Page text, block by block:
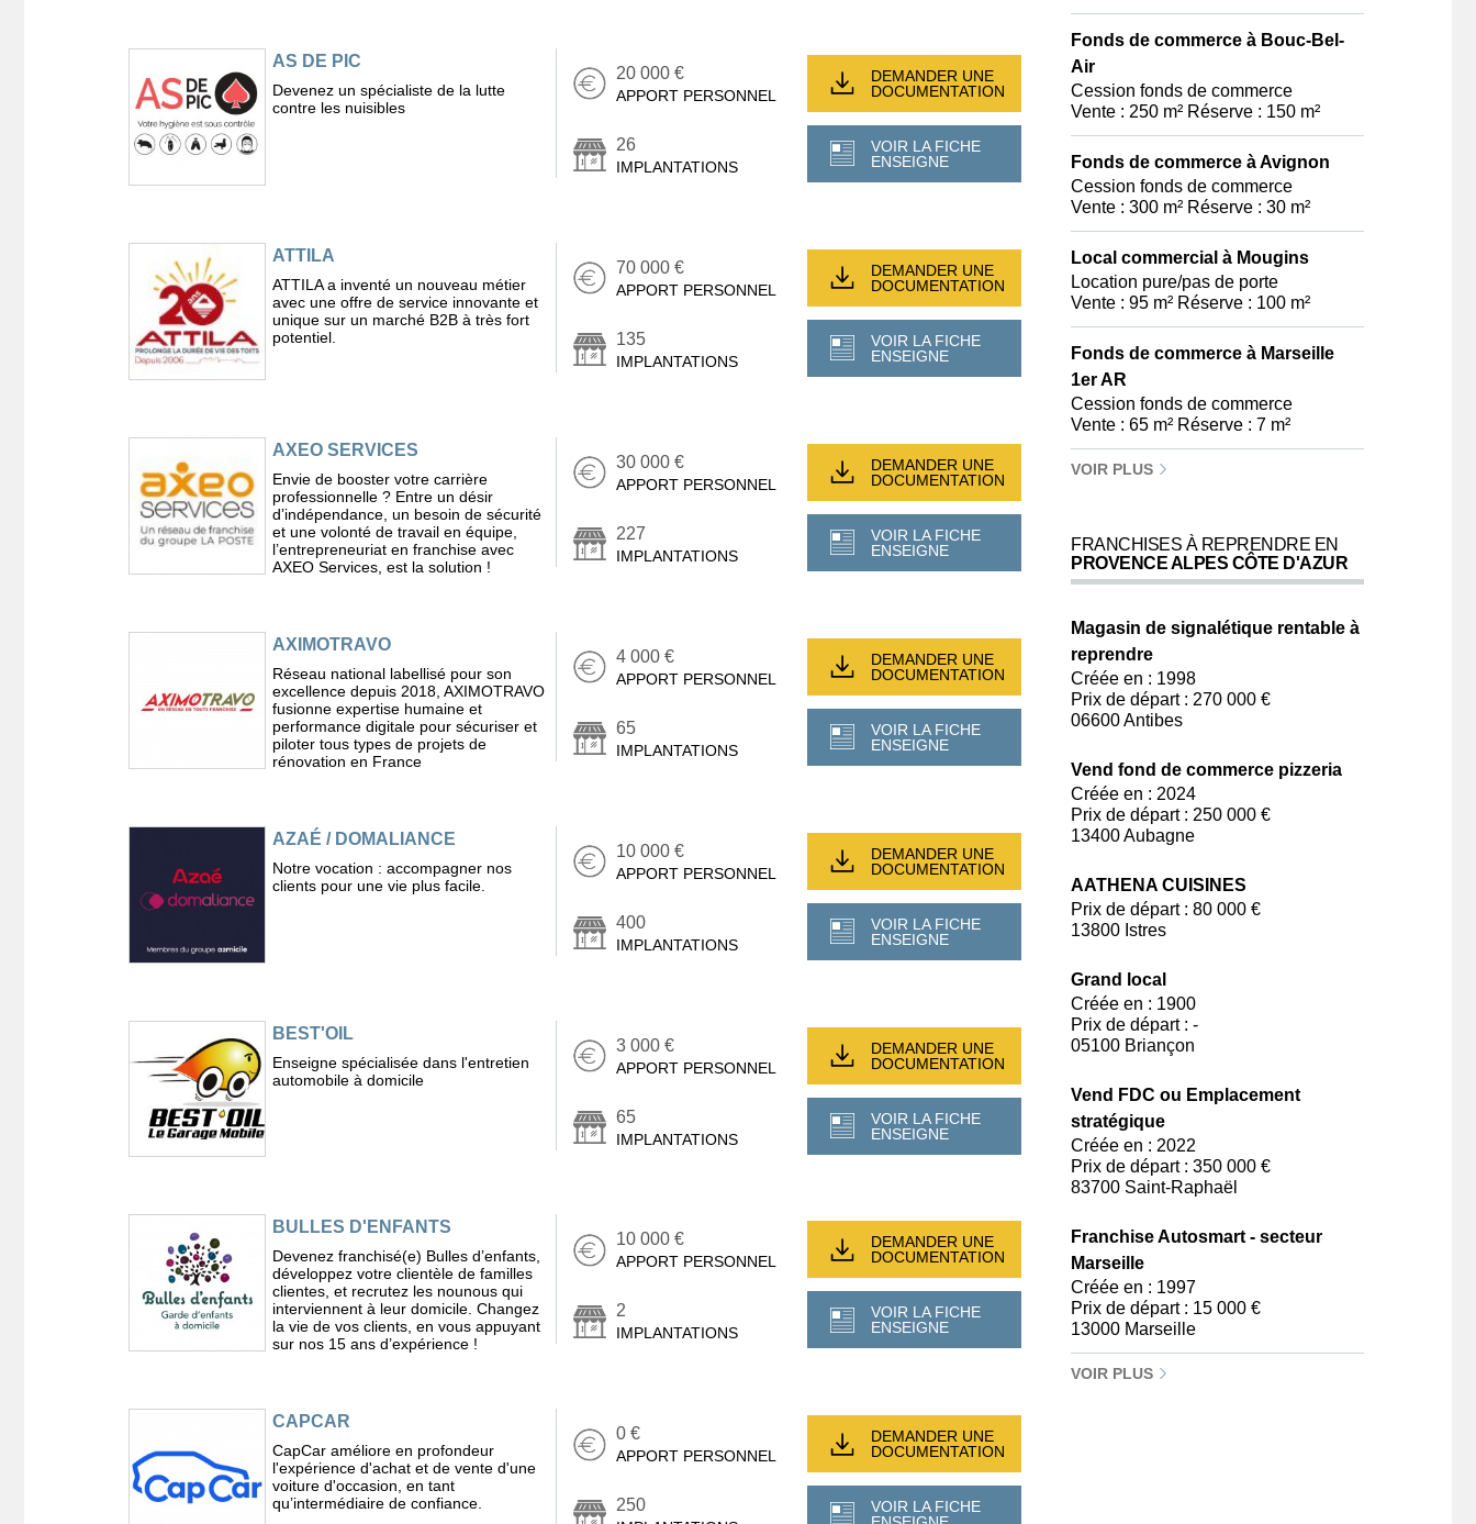
AS DE PIC
Devenez un spécialiste de la lutte
contre les nuisibles
20 000 €
APPORT PERSONNEL
26
IMPLANTATIONS
DEMANDER UNE
DOCUMENTATION
VOIR LA FICHE
ENSEIGNE
ATTILA
ATTILA a inventé un nouveau métier
avec une offre de service innovante et
unique sur un marché B2B à très fort
potentiel.
70 000 €
APPORT PERSONNEL
135
IMPLANTATIONS
DEMANDER UNE
DOCUMENTATION
VOIR LA FICHE
ENSEIGNE
AXEO SERVICES
Envie de booster votre carrière
professionnelle ? Entre un désir
d’indépendance, un besoin de sécurité
et une volonté de travail en équipe,
l’entrepreneuriat en franchise avec
AXEO Services, est la solution !
30 000 €
APPORT PERSONNEL
227
IMPLANTATIONS
DEMANDER UNE
DOCUMENTATION
VOIR LA FICHE
ENSEIGNE
AXIMOTRAVO
Réseau national labellisé pour son
excellence depuis 2018, AXIMOTRAVO
fusionne expertise humaine et
performance digitale pour sécuriser et
piloter tous types de projets de
rénovation en France
4 000 €
APPORT PERSONNEL
65
IMPLANTATIONS
DEMANDER UNE
DOCUMENTATION
VOIR LA FICHE
ENSEIGNE
AZAÉ / DOMALIANCE
Notre vocation : accompagner nos
clients pour une vie plus facile.
10 000 €
APPORT PERSONNEL
400
IMPLANTATIONS
DEMANDER UNE
DOCUMENTATION
VOIR LA FICHE
ENSEIGNE
BEST'OIL
Enseigne spécialisée dans l'entretien
automobile à domicile
3 000 €
APPORT PERSONNEL
65
IMPLANTATIONS
DEMANDER UNE
DOCUMENTATION
VOIR LA FICHE
ENSEIGNE
BULLES D'ENFANTS
Devenez franchisé(e) Bulles d’enfants,
développez votre clientèle de familles
clientes, et recrutez les nounous qui
interviennent à leur domicile. Changez
la vie de vos clients, en vous appuyant
sur nos 15 ans d’expérience !
10 000 €
APPORT PERSONNEL
2
IMPLANTATIONS
DEMANDER UNE
DOCUMENTATION
VOIR LA FICHE
ENSEIGNE
CAPCAR
CapCar améliore en profondeur
l'expérience d'achat et de vente d'une
voiture d'occasion, en tant
qu’intermédiaire de confiance.
0 €
APPORT PERSONNEL
250
DEMANDER UNE
DOCUMENTATION
VOIR LA FICHE
Fonds de commerce à Bouc-Bel-
Air
Cession fonds de commerce
Vente : 250 m² Réserve : 150 m²
Fonds de commerce à Avignon
Cession fonds de commerce
Vente : 300 m² Réserve : 30 m²
Local commercial à Mougins
Location pure/pas de porte
Vente : 95 m² Réserve : 100 m²
Fonds de commerce à Marseille
1er AR
Cession fonds de commerce
Vente : 65 m² Réserve : 7 m²
VOIR PLUS
FRANCHISES À REPRENDRE EN
PROVENCE ALPES CÔTE D'AZUR
Magasin de signalétique rentable à
reprendre
Créée en : 1998
Prix de départ : 270 000 €
06600 Antibes
Vend fond de commerce pizzeria
Créée en : 2024
Prix de départ : 250 000 €
13400 Aubagne
AATHENA CUISINES
Prix de départ : 80 000 €
13800 Istres
Grand local
Créée en : 1900
Prix de départ : -
05100 Briançon
Vend FDC ou Emplacement
stratégique
Créée en : 2022
Prix de départ : 350 000 €
83700 Saint-Raphaël
Franchise Autosmart - secteur
Marseille
Créée en : 1997
Prix de départ : 15 000 €
13000 Marseille
VOIR PLUS